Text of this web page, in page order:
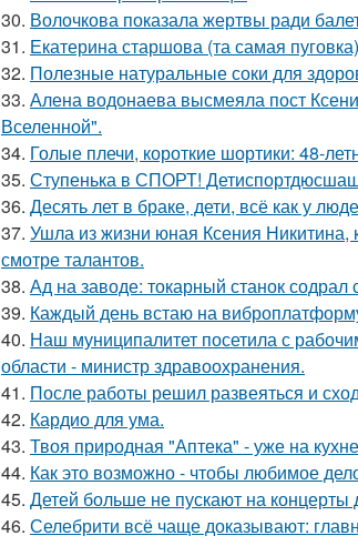
30. Волочкова показала жертвы ради
31. Екатерина старшова (та самая
32. Полезные натуральные соки для
33. Алена водонаева высмеяла пост
Вселенной".
34. Голые плечи, короткие шортики: 48-
35. Ступенька в СПОРТ!
36. Десять лет в браке, дети, всё как у
37. Ушла из жизни юная Ксения Никитина,
смотре талантов.
38. Ад на заводе: токарный станок содрал
39. Каждый день встаю на
40. Наш муниципалитет посетила с
области - министр здравоохранения.
41. После работы решил развеяться и
42. Кардио для ума.
43. Твоя природная "Аптека" - уже на
44. Как это возможно - чтобы любимое
45. Детей больше не пускают на концерты
46. Селебрити всё чаще доказывают: